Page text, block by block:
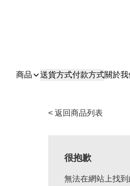
商品 送貨方式付款方式關於我
< 返回商品列表
很抱歉
無法在網站上找